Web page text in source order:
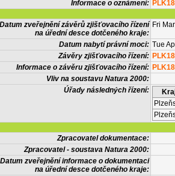
Informace o oznámení:
Datum zveřejnění závěrů zjišťovacího řízení
na úřední desce dotčeného kraje:
Fri
Datum nabytí právní moci: Tue
Závěry zjišťovacího řízení:
Informace o závěru zjišťovacího řízení:
Vliv na soustavu Natura 2000:
Úřady následných řízení:
Zpracovatel dokumentace:
Zpracovatel - soustava Natura 2000:
Datum zveřejnění informace o dokumentaci
na úřední desce dotčeného kraje: